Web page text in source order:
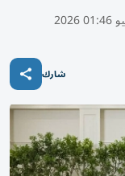
شارك